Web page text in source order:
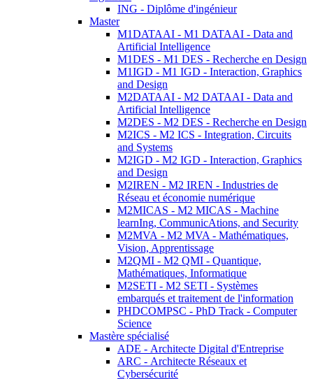
ING - Diplôme d'ingénieur
Master
M1DATAAI - M1 DATAAI - Data and
Artificial Intelligence
M1DES - M1 DES - Recherche en Design
M1IGD - M1 IGD - Interaction, Graphics
and Design
M2DATAAI - M2 DATAAI - Data and
Artificial Intelligence
M2DES - M2 DES - Recherche en Design
M2ICS - M2 ICS - Integration, Circuits
and Systems
M2IGD - M2 IGD - Interaction, Graphics
and Design
M2IREN - M2 IREN - Industries de
Réseau et économie numérique
M2MICAS - M2 MICAS - Machine
learnIng, CommunicAtions, and Security
M2MVA - M2 MVA - Mathématiques,
Vision, Apprentissage
M2QMI - M2 QMI - Quantique,
Mathématiques, Informatique
M2SETI - M2 SETI - Systèmes
embarqués et traitement de l'information
PHDCOMPSC - PhD Track - Computer
Science
Mastère spécialisé
ADE - Architecte Digital d'Entreprise
ARC - Architecte Réseaux et
Cybersécurité